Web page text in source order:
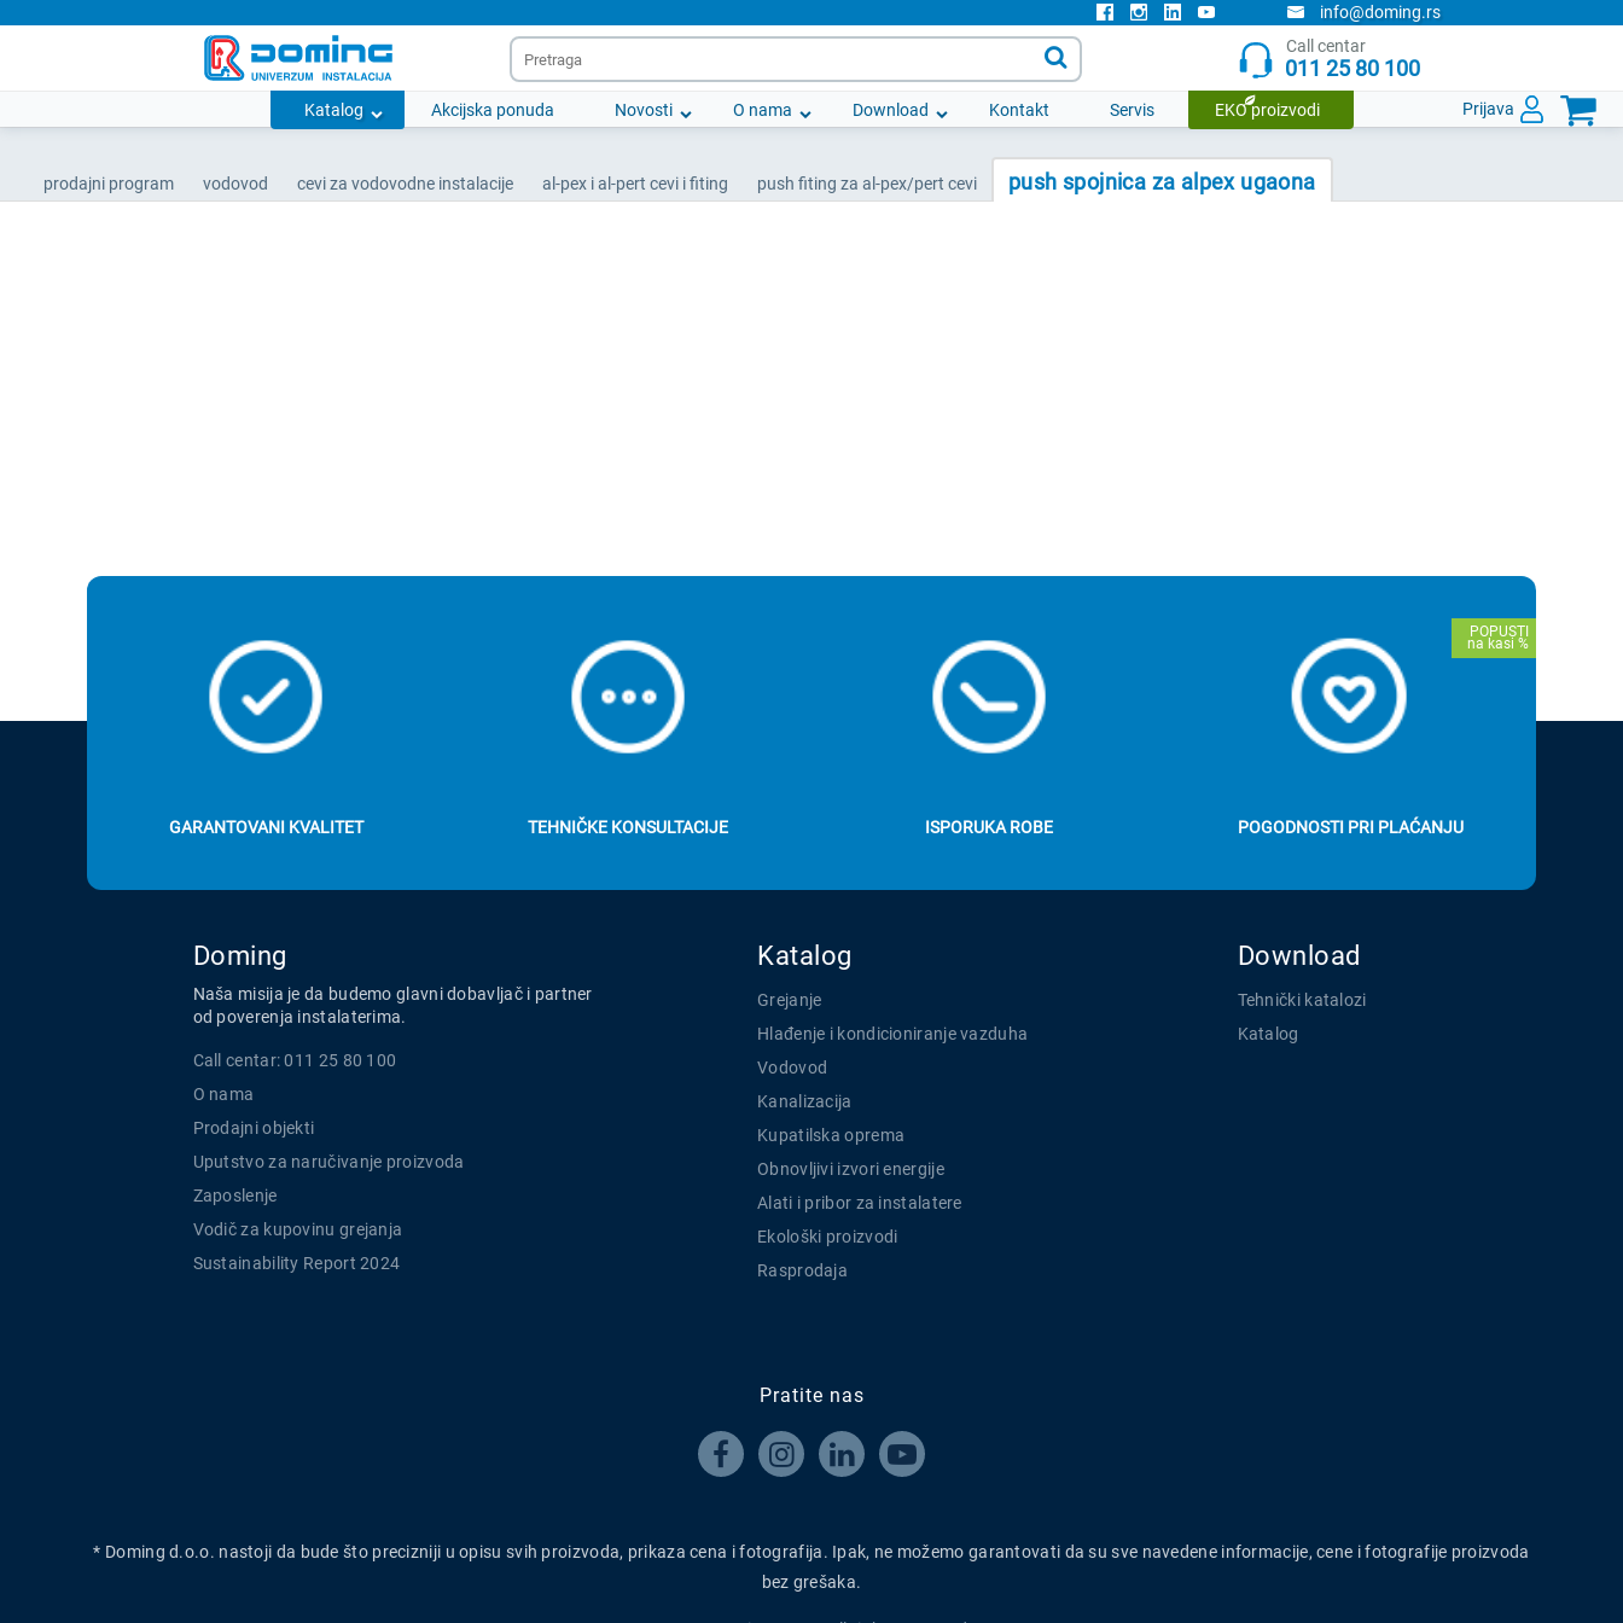
info@doming.rs
Call centar
011 25 80 100
Katalog Akcijska ponuda Novosti O nama Download Kontakt Servis EKO proizvodi Prijava 

prodajni program vodovod cevi za vodovodne instalacije al-pex i al-pert cevi i fiting push fiting za al-pex/pert cevi push spojnica za alpex ugaona
GARANTOVANI KVALITET TEHNIČKE KONSULTACIJE ISPORUKA ROBE POGODNOSTI PRI PLAĆANJU
Doming
Naša misija je da budemo glavni dobavljač i partner
od poverenja instalaterima.
Call centar: 011 25 80 100
O nama
Prodajni objekti
Uputstvo za naručivanje proizvoda
Zaposlenje
Vodič za kupovinu grejanja
Sustainability Report 2024
Katalog
Grejanje
Hlađenje i kondicioniranje vazduha
Vodovod
Kanalizacija
Kupatilska oprema
Obnovljivi izvori energije
Alati i pribor za instalatere
Ekološki proizvodi
Rasprodaja
Download
Tehnički katalozi
Katalog
Pratite nas
   
* Doming d.o.o. nastoji da bude što precizniji u opisu svih proizvoda, prikaza cena i fotografija. Ipak, ne možemo garantovati da su sve navedene informacije, cene i fotografije proizvoda
bez grešaka.